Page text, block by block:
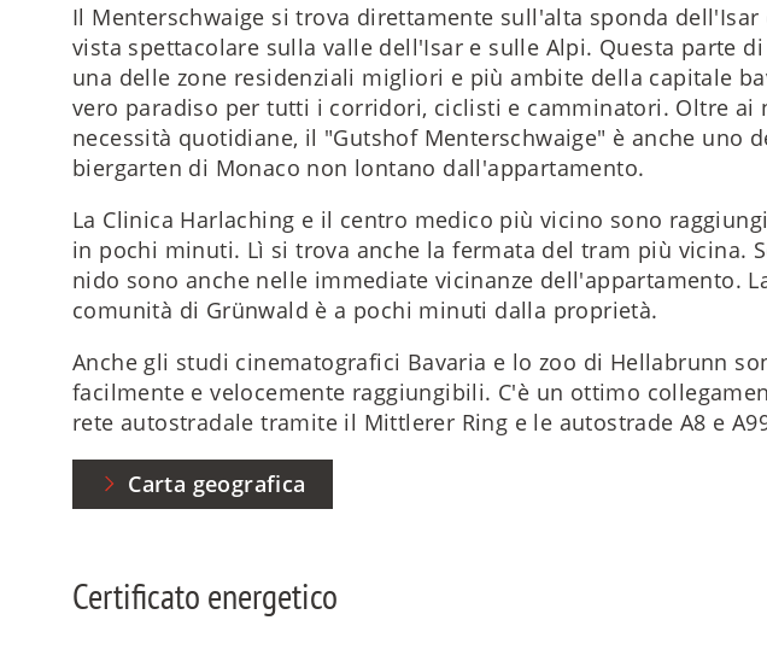
Il Menterschwaige si trova direttamente sull'alta sponda dell'Isar
vista spettacolare sulla valle dell'Isar e sulle Alpi. Questa parte
una delle zone residenziali migliori e più ambite della capitale
vero paradiso per tutti i corridori, ciclisti e camminatori. Oltre ai
necessità quotidiane, il "Gutshof Menterschwaige" è anche uno
biergarten di Monaco non lontano dall'appartamento.
La Clinica Harlaching e il centro medico più vicino sono
in pochi minuti. Lì si trova anche la fermata del tram più vicina.
nido sono anche nelle immediate vicinanze dell'appartamento.
comunità di Grünwald è a pochi minuti dalla proprietà.
Anche gli studi cinematografici Bavaria e lo zoo di Hellabrunn
facilmente e velocemente raggiungibili. C'è un ottimo
rete autostradale tramite il Mittlerer Ring e le autostrade A8 e
Carta geografica
Certificato energetico